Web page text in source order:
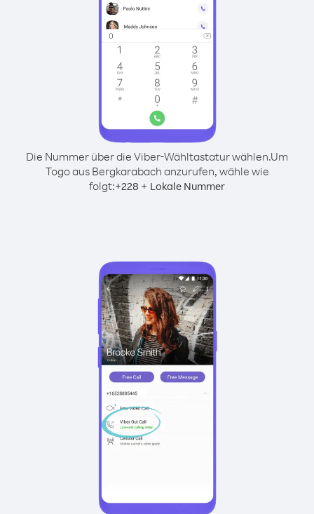
Die Nummer über die Viber-Wähltastatur wählen.Um
Togo aus Bergkarabach anzurufen, wähle wie
folgt:+228 + Lokale Nummer